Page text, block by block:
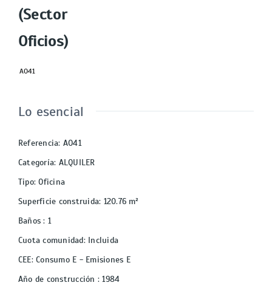
(Sector
Oficios)
AO41
Lo esencial
Referencia: AO41
Categoría: ALQUILER
Tipo: Oficina
Superficie construida: 120.76 m²
Baños: 1
Cuota comunidad: Incluida
CEE: Consumo E - Emisiones E
Año de construcción : 1984